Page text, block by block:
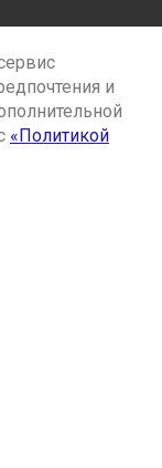
и
«Политикой